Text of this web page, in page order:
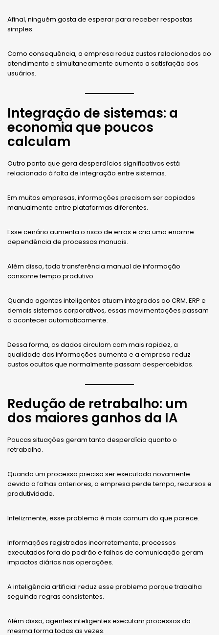
Afinal, ninguém gosta de esperar para receber respostas
simples.
Como consequência, a empresa reduz custos relacionados ao
atendimento e simultaneamente aumenta a satisfação dos
usuários.
Integração de sistemas: a
economia que poucos
calculam
Outro ponto que gera desperdícios significativos está
relacionado à falta de integração entre sistemas.
Em muitas empresas, informações precisam ser copiadas
manualmente entre plataformas diferentes.
Esse cenário aumenta o risco de erros e cria uma enorme
dependência de processos manuais.
Além disso, toda transferência manual de informação
consome tempo produtivo.
Quando agentes inteligentes atuam integrados ao CRM, ERP e
demais sistemas corporativos, essas movimentações passam
a acontecer automaticamente.
Dessa forma, os dados circulam com mais rapidez, a
qualidade das informações aumenta e a empresa reduz
custos ocultos que normalmente passam despercebidos.
Redução de retrabalho: um
dos maiores ganhos da IA
Poucas situações geram tanto desperdício quanto o
retrabalho.
Quando um processo precisa ser executado novamente
devido a falhas anteriores, a empresa perde tempo, recursos e
produtividade.
Infelizmente, esse problema é mais comum do que parece.
Informações registradas incorretamente, processos
executados fora do padrão e falhas de comunicação geram
impactos diários nas operações.
A inteligência artificial reduz esse problema porque trabalha
seguindo regras consistentes.
Além disso, agentes inteligentes executam processos da
mesma forma todas as vezes.